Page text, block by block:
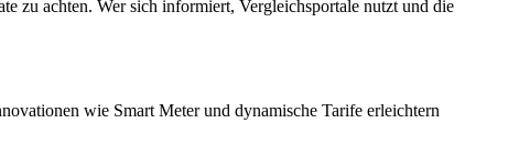
zu achten. Wer sich informiert, Vergleichsportale nutzt und die
wie Smart Meter und dynamische Tarife erleichtern